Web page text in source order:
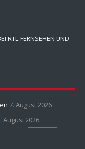
RTL-FERNSEHEN UND
7. August 2026
August 2026